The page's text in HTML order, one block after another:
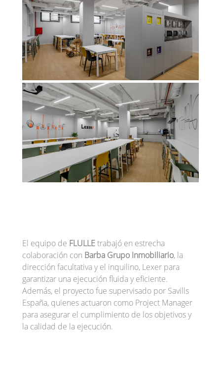
El equipo de FLULLEtrabajó en estrecha
colaboración con Barba Grupo Inmobiliario, la
dirección facultativa y el inquilino, Lexer para
garantizar una ejecución fluida y eficiente.
Además, el proyecto fue supervisado por Savills
España, quienes actuaron como Project Manager
para asegurar el cumplimiento de los objetivos y
la calidad de la ejecución.